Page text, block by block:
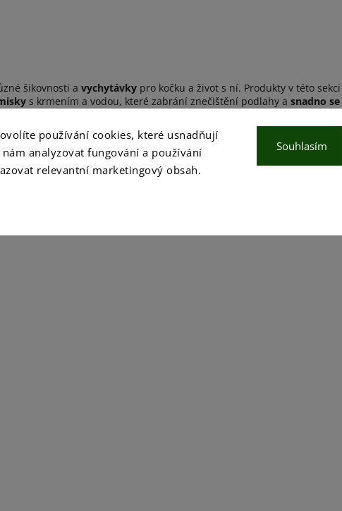
používání cookies, které usnadňují
analyzovat fungování a používání
relevantní marketingový obsah.
Souhlasím
šikovnosti a vychytávky pro kočku a život s ní. Produkty v této
s krmením a vodou, které zabrání znečištění podlahy a snadno